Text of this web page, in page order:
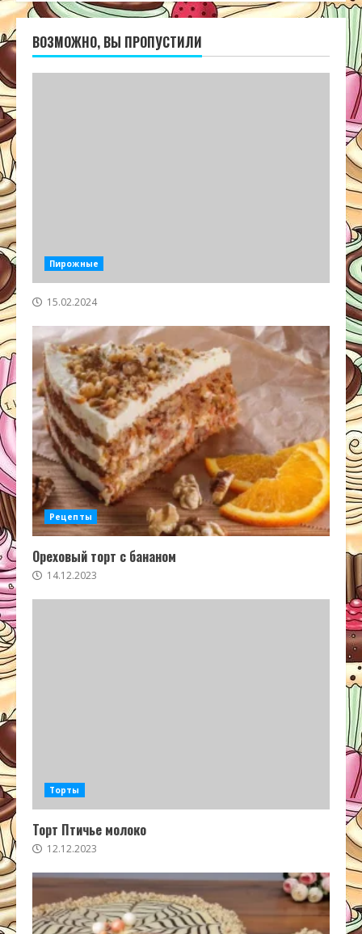
ВОЗМОЖНО, ВЫ ПРОПУСТИЛИ
Пирожные
15.02.2024
Рецепты
Ореховый торт с бананом
14.12.2023
Торты
Торт Птичье молоко
12.12.2023